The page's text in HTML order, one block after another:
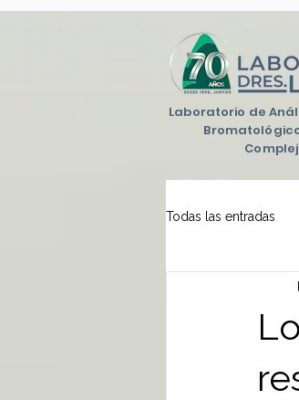
Laboratorio de
Todas las entradas